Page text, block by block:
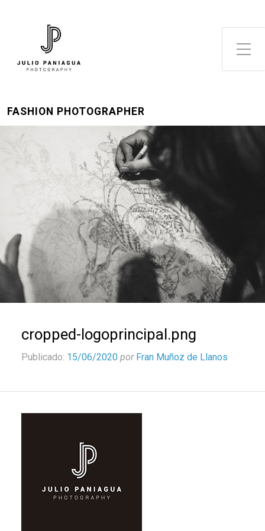
Alternar el menú lateral
FASHION PHOTOGRAPHER
cropped-logoprincipal.png
Publicado: 15/06/2020 por Fran Muñoz de Llanos